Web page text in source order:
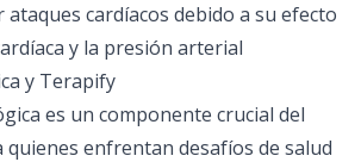
cardíacos debido a su efecto
y la presión arterial​
y Terapify
es un componente crucial del
enfrentan desafíos de salud